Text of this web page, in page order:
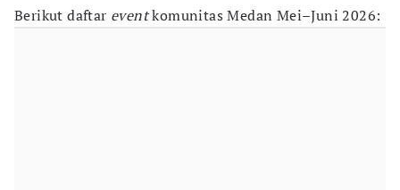
Berikut daftar eventkomunitas Medan Mei–Juni 2026: